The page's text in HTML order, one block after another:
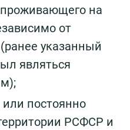
на
от
указанный
являться
постоянно
РСФСР и